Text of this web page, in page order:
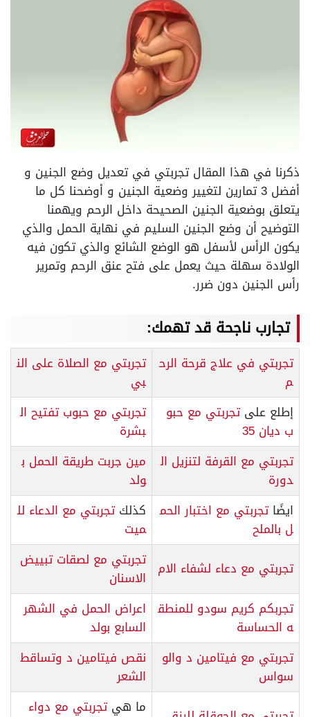
ذكرنا في هذا المقال تجربتي في تعديل وضع الجنين و
أفضل 3 تمارين لتغيير وضعية الجنين و أوضحنا كل ما
يتعلق بوضعية الجنين الصحيحة داخل الرحم ويهمنا
التوضيح أن وضع الجنين السليم في نهاية الحمل والذي
يكون الرأس لأسفل هو الوضع الشائع والذي تكون فيه
الولادة سهلة حيث يعمل على فتح عنق الرحم وتمرير
رأس الجنين دون ضرر.
تجارب ناجحة قد تهمك:
تجربتي في علاج قرحة الرح
م
تجربتي مع الصلاة على الن
بي
إطلع علىتجربتي مع حبو
ب ديان 35
تجربتي مع حبوب تفتيح ال
بشرة
تجربتي مع القرفة لتنزيل ال
دورة
مين جربت طريقة الحمل ب
ولد
ايضًاتجربتي مع اختبار الحم
ل بالملح
كذلكتجربتي مع الدعاء لل
ميت
تجربتي مع دعاء لشفاء الام تجربتي مع لصقات تبييض
الاسنان
تجربكم كريم سودو للمنطق
ه الحساسة
اعراض الحمل في الشهر
السابع بولد
تجربتي مع فيتامين د والو
سواس
نقص فيتامين د وتساقط
الشعر
ما هيتجربتي مع دواء